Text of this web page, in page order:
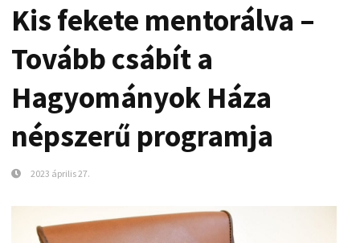
Kis fekete mentorálva –
Tovább csábít a
Hagyományok Háza
népszerű programja
2023 április 27.